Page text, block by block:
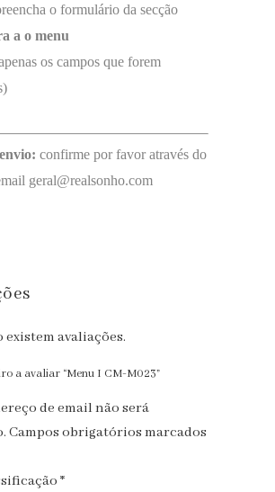
o formulário da secção
a o menu
os campos que forem
confirme por favor através do
geral@realsonho.com
existem avaliações.
a avaliar “Menu I CM-M023”
de email não será
Campos obrigatórios marcados
*